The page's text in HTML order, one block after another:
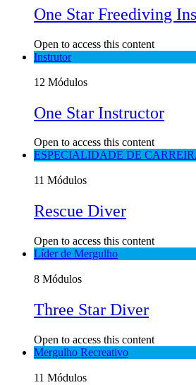
One Star Freediving
Open to access this content
Instrutor
12 Módulos
One Star Instructor
Open to access this content
ESPECIALIDADE DE
11 Módulos
Rescue Diver
Open to access this content
Líder de Mergulho
8 Módulos
Three Star Diver
Open to access this content
Mergulho Recreativo
11 Módulos